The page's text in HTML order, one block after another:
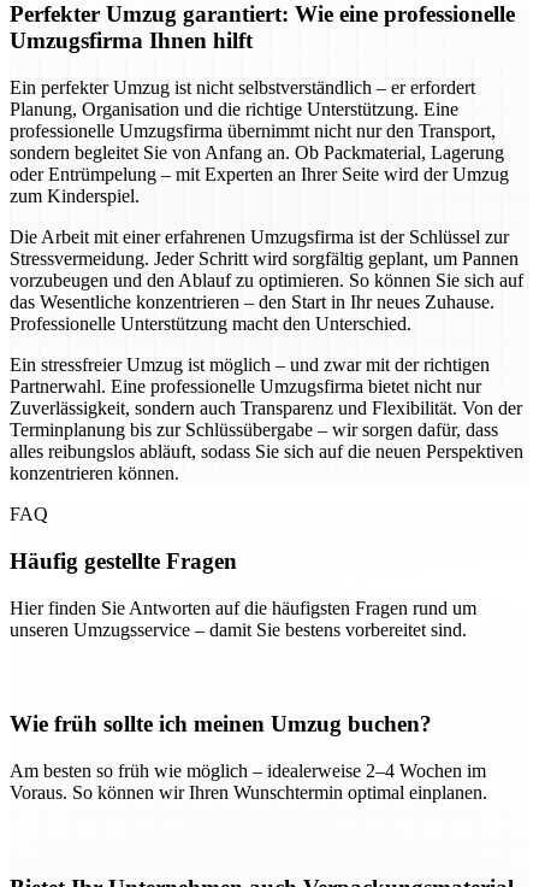
Perfekter Umzug garantiert: Wie eine professionelle
Umzugsfirma Ihnen hilft
Ein perfekter Umzug ist nicht selbstverständlich – er erfordert
Planung, Organisation und die richtige Unterstützung. Eine
professionelle Umzugsfirma übernimmt nicht nur den Transport,
sondern begleitet Sie von Anfang an. Ob Packmaterial, Lagerung
oder Entrümpelung – mit Experten an Ihrer Seite wird der Umzug
zum Kinderspiel.
Die Arbeit mit einer erfahrenen Umzugsfirma ist der Schlüssel zur
Stressvermeidung. Jeder Schritt wird sorgfältig geplant, um Pannen
vorzubeugen und den Ablauf zu optimieren. So können Sie sich auf
das Wesentliche konzentrieren – den Start in Ihr neues Zuhause.
Professionelle Unterstützung macht den Unterschied.
Ein stressfreier Umzug ist möglich – und zwar mit der richtigen
Partnerwahl. Eine professionelle Umzugsfirma bietet nicht nur
Zuverlässigkeit, sondern auch Transparenz und Flexibilität. Von der
Terminplanung bis zur Schlüssübergabe – wir sorgen dafür, dass
alles reibungslos abläuft, sodass Sie sich auf die neuen Perspektiven
konzentrieren können.
FAQ
Häufig gestellte Fragen
Hier finden Sie Antworten auf die häufigsten Fragen rund um
unseren Umzugsservice – damit Sie bestens vorbereitet sind.
Wie früh sollte ich meinen Umzug buchen?
Am besten so früh wie möglich – idealerweise 2–4 Wochen im
Voraus. So können wir Ihren Wunschtermin optimal einplanen.